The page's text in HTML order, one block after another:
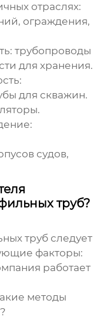
отраслях:
ограждения,
трубопроводы
для хранения.
для скважин.
судов,
труб?
труб следует
факторы:
работает
методы